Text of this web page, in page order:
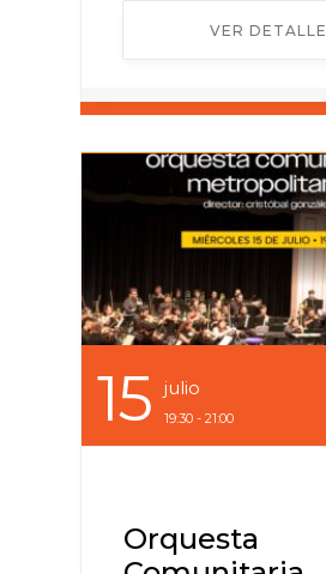
VER DETALLE
15 Julio
19:30 - 21:00
Orquesta